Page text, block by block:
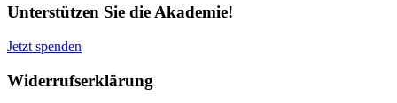
Unterstützen Sie die Akademie!
Jetzt spenden
Widerrufserklärung